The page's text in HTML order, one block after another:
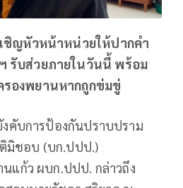
ชิญหัวหน้าหน่วยให้ปากคำ
รับส่วยภายในวันนี้ พร้อม
องพยานหากถูกข่มขู่
คับการป้องกันปราบปราม
มิชอบ (บก.ปปป.)
แก้ว ผบก.ปปป. กล่าวถึง